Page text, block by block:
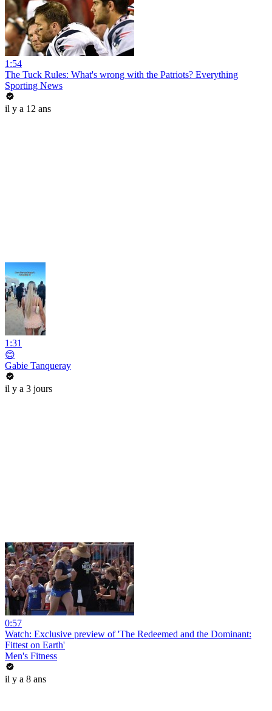
1:54
The Tuck Rules: What's wrong with the Patriots? Everything
Sporting News
il y a 12 ans
1:31
😊
Gabie Tanqueray
il y a 3 jours
0:57
Watch: Exclusive preview of 'The Redeemed and the Dominant:
Fittest on Earth'
Men's Fitness
il y a 8 ans